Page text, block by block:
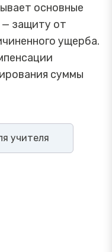
основные
— защиту от
ущерба.
суммы
учителя